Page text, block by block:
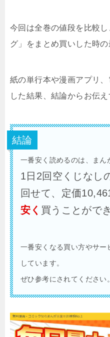
今回は全巻の値段を比較
グ」をまとめ買いした時
紙の単行本や漫画アプリ
した結果、結論からお伝え
結論
一番安く読めるのは、まん
1日2回空くじなし
回せて、定価
安く 買うことがで
一番安くなる買い方やサー
しています。
ぜひ参考にされてください。